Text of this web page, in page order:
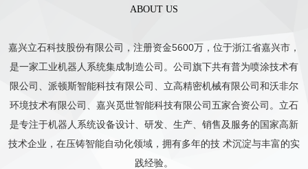
ABOUT US
嘉兴立石科技股份有限公司，注册资金5600万，位于浙江省嘉兴市，
是一家工业机器人系统集成制造公司。公司旗下共有普为喷涂技术有
限公司、派顿斯智能科技有限公司、立高精密机械有限公司和沃非尔
环境技术有限公司、嘉兴觅世智能科技有限公司五家合资公司。立石
是专注于机器人系统设备设计、研发、生产、销售及服务的国家高新
技术企业，在压铸智能自动化领域，拥有多年的技 术沉淀与丰富的实
践经验。